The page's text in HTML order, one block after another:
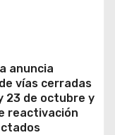
anuncia
vías cerradas
23 de octubre y
reactivación